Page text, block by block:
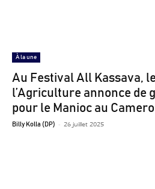
À la une
Au Festival All Kassava,
l’Agriculture annonce de
pour le Manioc au
Billy Kolla (DP) - 26 juillet 2025